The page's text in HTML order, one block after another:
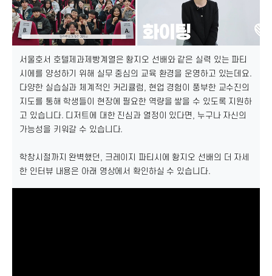
서울호서 호텔제과제빵계열은 황지오 선배와 같은 실력 있는 파티
시에를 양성하기 위해 실무 중심의 교육 환경을 운영하고 있는데요.
다양한 실습실과 체계적인 커리큘럼, 현업 경험이 풍부한 교수진의
지도를 통해 학생들이 현장에 필요한 역량을 쌓을 수 있도록 지원하
고 있습니다. 디저트에 대한 진심과 열정이 있다면, 누구나 자신의
가능성을 키워갈 수 있습니다.
학창시절까지 완벽했던, 크레이지 파티시에 황지오 선배의 더 자세
한 인터뷰 내용은 아래 영상에서 확인하실 수 있습니다.